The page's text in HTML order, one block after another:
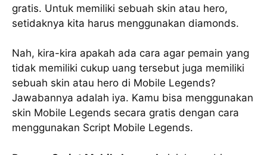
gratis. Untuk memiliki sebuah skin atau hero,
setidaknya kita harus menggunakan diamonds.
Nah, kira-kira apakah ada cara agar pemain yang
tidak memiliki cukup uang tersebut juga memiliki
sebuah skin atau hero di Mobile Legends?
Jawabannya adalah iya. Kamu bisa menggunakan
skin Mobile Legends secara gratis dengan cara
menggunakan Script Mobile Legends.